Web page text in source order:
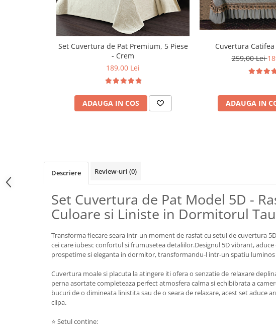
Lenjerii De Pat Damasc 1 Persoana
Lenjerii De Pat, Imprimeu 3D, 1
Set Cuvertura de Pat Premium, 5 Piese
- Crem
189,00 Lei
ADAUGA IN COS
Cuvertura Catifea
259,00 Lei
ADAUGA IN
Descriere Review-uri (0)
Set Cuvertura de Pat Model 5D -
Culoare si Liniste in Dormitorul Tau
Transforma fiecare seara intr-un moment de rasfat cu setul de cuvertura
cei care iubesc confortul si frumusetea detaliilor.Designul 5D vibrant,
prospetime si eleganta in dormitor, transformandu-l intr-un spatiu
Cuvertura moale si placuta la atingere iti ofera o senzatie de relaxare
perna asortate completeaza perfect atmosfera calma si echibibrata a
bucuri de o dimineata linistita sau de o seara de relaxare, acest set aduce
clipa.
⭐ Setul contine: